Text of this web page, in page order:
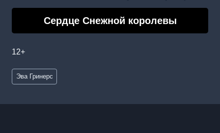
Сердце Снежной королевы
12+
Метки
записи:
Эва Гринерс